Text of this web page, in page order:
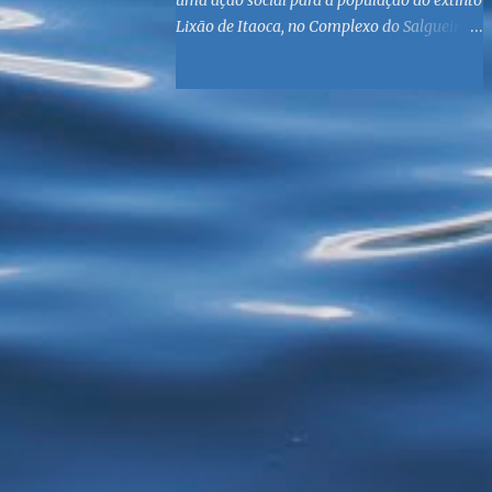
Lixão de Itaoca, no Complexo do Salgueiro,
higiênico, além de atendimento médico. O
participação de ONGs locais e da população
do município. Aos interessados em
participar, basta se dirigir à Rua Dr.
Feliciano Sodré 82, Sala 104 – Centro, no
informações também podem ser obtidas
pelo telefone (21) 3474-1004 e pelo e-mail